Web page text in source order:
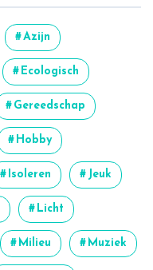
Azijn
Ecologisch
Gereedschap
Hobby
Isoleren Jeuk
Licht
Milieu Muziek